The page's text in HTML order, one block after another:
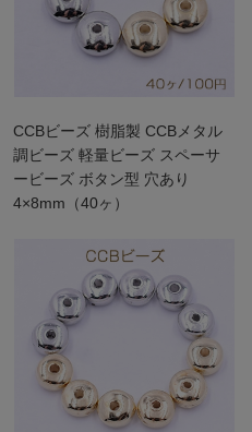
CCBビーズ 樹脂製 CCBメタル
調ビーズ 軽量ビーズ スペーサ
ービーズ ボタン型 穴あり
4×8mm（40ヶ）